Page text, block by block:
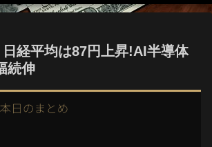
日経平均は87円上昇!AI半導体
続伸